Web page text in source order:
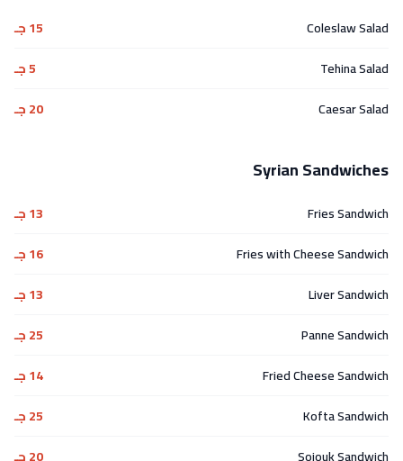
Coleslaw Salad
15 جـ
Tehina Salad
5 جـ
Caesar Salad
20 جـ
Syrian Sandwiches
Fries Sandwich
13 جـ
Fries with Cheese Sandwich
16 جـ
Liver Sandwich
13 جـ
Panne Sandwich
25 جـ
Fried Cheese Sandwich
14 جـ
Kofta Sandwich
25 جـ